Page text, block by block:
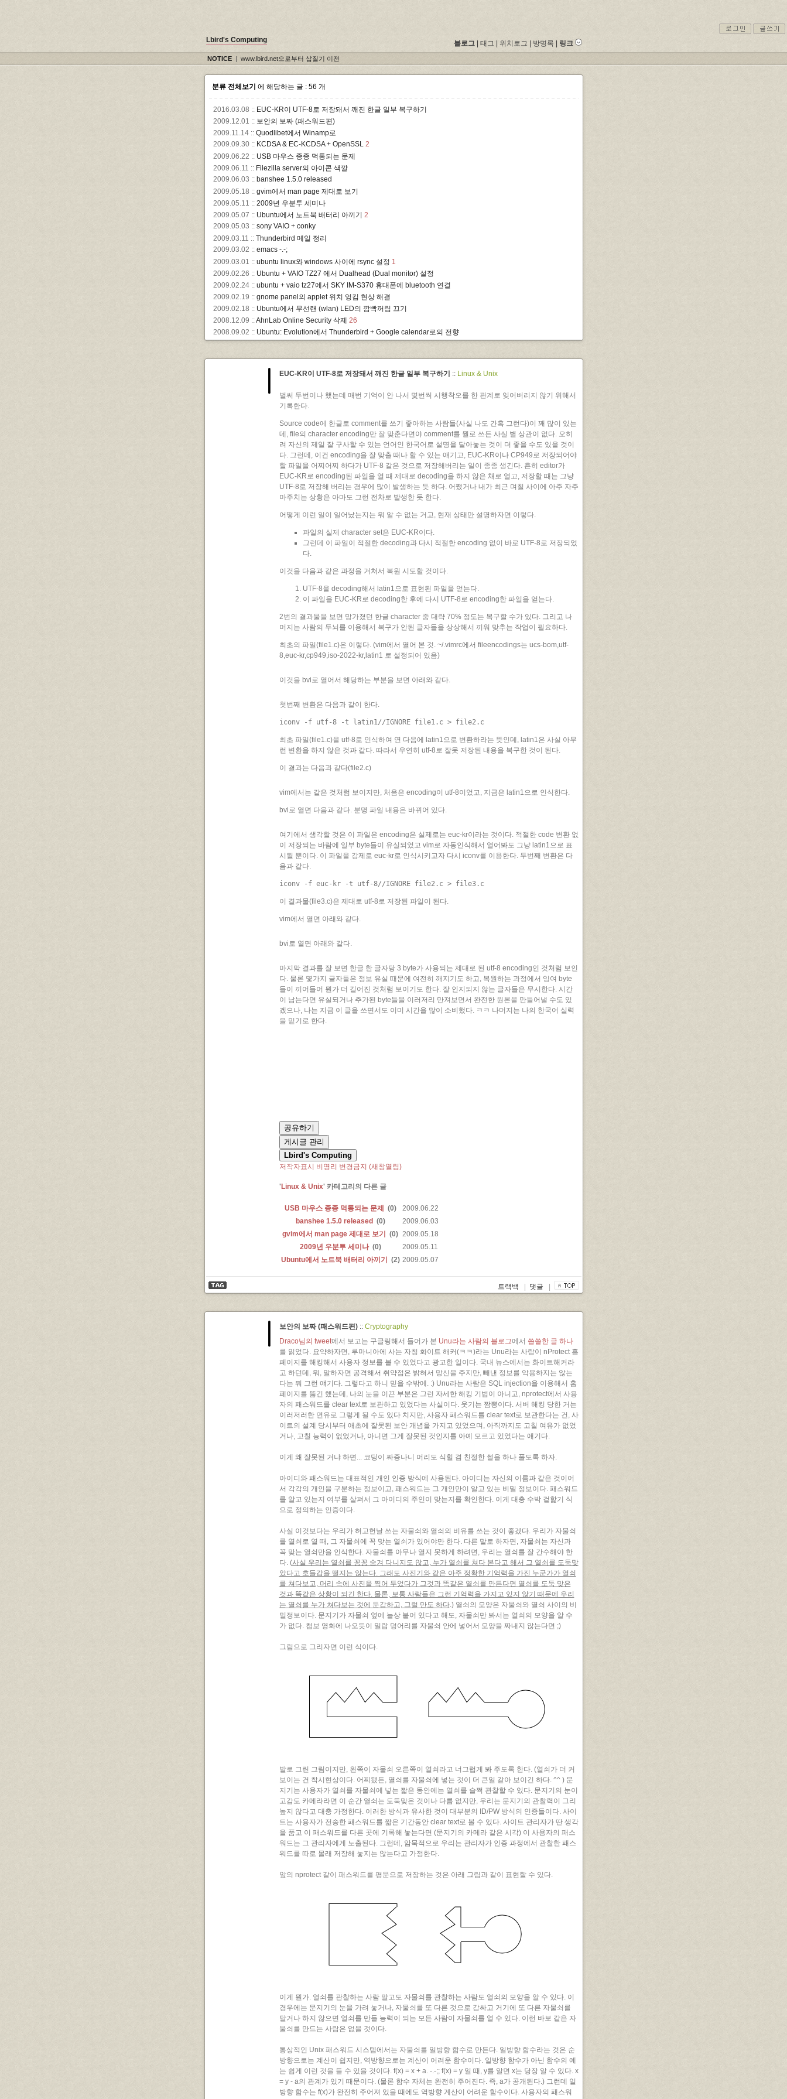
Lbird's Computing 블로그 태그 위치로그 방명록 링크
NOTICE | www.lbird.net으로부터 삽질기 이전
분류 전체보기 에 해당하는 글 : 56 개
2016.03.08 :: EUC-KR이 UTF-8로 저장돼서 깨진 한글 일부 복구하기
2009.12.01 :: 보안의 보짜 (패스워드편)
2009.11.14 :: Quodlibet에서 Winamp로
2009.09.30 :: KCDSA & EC-KCDSA + OpenSSL 2
2009.06.22 :: USB 마우스 종종 먹통되는 문제
2009.06.11 :: Filezilla server의 아이콘 색깔
2009.06.03 :: banshee 1.5.0 released
2009.05.18 :: gvim에서 man page 제대로 보기
2009.05.11 :: 2009년 우분투 세미나
2009.05.07 :: Ubuntu에서 노트북 배터리 아끼기 2
2009.05.03 :: sony VAIO + conky
2009.03.11 :: Thunderbird 메일 정리
2009.03.02 :: emacs -.-;
2009.03.01 :: ubuntu linux와 windows 사이에 rsync 설정 1
2009.02.26 :: Ubuntu + VAIO TZ27 에서 Dualhead (Dual monitor) 설정
2009.02.24 :: ubuntu + vaio tz27에서 SKY IM-S370 휴대폰에 bluetooth 연결
2009.02.19 :: gnome panel의 applet 위치 엉킴 현상 해결
2009.02.18 :: Ubuntu에서 무선랜 (wlan) LED의 깜빡꺼림 끄기
2008.12.09 ::AhnLab Online Security 삭제 26
2008.09.02 :: Ubuntu: Evolution에서 Thunderbird + Google calendar로의 전향
EUC-KR이 UTF-8로 저장돼서 깨진 한글 일부 복구하기 :: Linux & Unix
벌써 두번이나 했는데 매번 기억이 안 나서 몇번씩 시행착오를 한 관계로 잊어버리지 않기 위해서
기록한다.
Source code에 한글로 comment를 쓰기 좋아하는 사람들(사실 나도 간혹 그런다)이 꽤 많이 있는
데, file의 character encoding만 잘 맞춘다면야 comment를 뭘로 쓰든 사실 별 상관이 없다. 오히
려 자신의 제일 잘 구사할 수 있는 언어인 한국어로 설명을 달아놓는 것이 더 좋을 수도 있을 것이
다. 그런데, 이건 encoding을 잘 맞출 때나 할 수 있는 얘기고, EUC-KR이나 CP949로 저장되어야
할 파일을 어찌어찌 하다가 UTF-8 같은 것으로 저장해버리는 일이 종종 생긴다. 흔히 editor가
EUC-KR로 encoding된 파일을 열 때 제대로 decoding을 하지 않은 채로 열고, 저장할 때는 그냥
UTF-8로 저장해 버리는 경우에 많이 발생하는 듯 하다. 어쨌거나 내가 최근 며칠 사이에 아주 자주
마주치는 상황은 아마도 그런 전차로 발생한 듯 한다.
어떻게 이런 일이 일어났는지는 뭐 알 수 없는 거고, 현재 상태만 설명하자면 이렇다.
파일의 실제 character set은 EUC-KR이다.
그런데 이 파일이 적절한 decoding과 다시 적절한 encoding 없이 바로 UTF-8로 저장되었
다.
이것을 다음과 같은 과정을 거쳐서 복원 시도할 것이다.
UTF-8을 decoding해서 latin1으로 표현된 파일을 얻는다.
이 파일을 EUC-KR로 decoding한 후에 다시 UTF-8로 encoding한 파일을 얻는다.
2번의 결과물을 보면 망가졌던 한글 character 중 대략 70% 정도는 복구할 수가 있다. 그리고 나
머지는 사람의 두뇌를 이용해서 복구가 안된 글자들을 상상해서 끼워 맞추는 작업이 필요하다.
최초의 파일(file1.c)은 이렇다. (vim에서 열어 본 것. ~/.vimrc에서 fileencodings는 ucs-bom,utf-
8,euc-kr,cp949,iso-2022-kr,latin1 로 설정되어 있음)
이것을 bvi로 열어서 해당하는 부분을 보면 아래와 같다.
첫번째 변환은 다음과 같이 한다.
iconv -f utf-8 -t latin1//IGNORE file1.c > file2.c
최초 파일(file1.c)을 utf-8로 인식하여 연 다음에 latin1으로 변환하라는 뜻인데, latin1은 사실 아무
런 변환을 하지 않은 것과 같다. 따라서 우연히 utf-8로 잘못 저장된 내용을 복구한 것이 된다.
이 결과는 다음과 같다(file2.c)
vim에서는 같은 것처럼 보이지만, 처음은 encoding이 utf-8이었고, 지금은 latin1으로 인식한다.
bvi로 열면 다음과 같다. 분명 파일 내용은 바뀌어 있다.
여기에서 생각할 것은 이 파일은 encoding은 실제로는 euc-kr이라는 것이다. 적절한 code 변환 없
이 저장되는 바람에 일부 byte들이 유실되었고 vim로 자동인식해서 열어봐도 그냥 latin1으로 표
시될 뿐이다. 이 파일을 강제로 euc-kr로 인식시키고자 다시 iconv를 이용한다. 두번째 변환은 다
음과 같다.
iconv -f euc-kr -t utf-8//IGNORE file2.c > file3.c
이 결과물(file3.c)은 제대로 utf-8로 저장된 파일이 된다.
vim에서 열면 아래와 같다.
bvi로 열면 아래와 같다.
마지막 결과를 잘 보면 한글 한 글자당 3 byte가 사용되는 제대로 된 utf-8 encoding인 것처럼 보인
다. 물론 몇가지 글자들은 정보 유실 때문에 여전히 깨지기도 하고, 복원하는 과정에서 잉여 byte
들이 끼어들어 뭔가 더 길어진 것처럼 보이기도 한다. 잘 인지되지 않는 글자들은 무시한다. 시간
이 남는다면 유실되거나 추가된 byte들을 이러저리 만져보면서 완전한 원본을 만들어낼 수도 있
겠으나, 나는 지금 이 글을 쓰면서도 이미 시간을 많이 소비했다. ㅋㅋ 나머지는 나의 한국어 실력
을 믿기로 한다.
공유하기
게시글 관리
Lbird's Computing
저작자표시 비영리 변경금지 (새창열림)
'Linux & Unix' 카테고리의 다른 글
USB 마우스 종종 먹통되는 문제 (0)
2009.06.22
banshee 1.5.0 released (0)
2009.06.03
gvim에서 man page 제대로 보기
(0) 2009.05.18
2009년 우분투 세미나 (0)
2009.05.11
Ubuntu에서 노트북 배터리 아끼기
(2) 2009.05.07
트랙백 댓글
보안의 보짜 (패스워드편):: Cryptography
Draco님의 tweet에서 보고는 구글링해서 들어가 본 Unu라는 사람의 블로그에서 씁쓸한 글 하나
를 읽었다. 요약하자면, 루마니아에 사는 자칭 화이트 해커(ㅋㅋ)라는 Unu라는 사람이 nProtect 홈
페이지를 해킹해서 사용자 정보를 볼 수 있었다고 광고한 일이다. 국내 뉴스에서는 화이트해커라
고 하던데, 뭐, 말하자면 공격해서 취약점은 밝혀서 망신을 주지만, 빼낸 정보를 악용하지는 않는
다는 뭐 그런 얘기다. 그렇다고 하니 믿을 수밖에. :) Unu라는 사람은 SQL injection을 이용해서 홈
페이지를 뚫긴 했는데, 나의 눈을 이끈 부분은 그런 자세한 해킹 기법이 아니고, nprotect에서 사용
자의 패스워드를 clear text로 보관하고 있었다는 사실이다. 웃기는 짬뽕이다. 서버 해킹 당한 거는
이러저러한 연유로 그렇게 될 수도 있다 치지만, 사용자 패스워드를 clear text로 보관한다는 건, 사
이트의 설계 당시부터 애초에 잘못된 보안 개념을 가지고 있었으며, 아직까지도 고칠 여유가 없었
거나, 고칠 능력이 없었거나, 아니면 그게 잘못된 것인지를 아예 모르고 있었다는 얘기다.
이게 왜 잘못된 거냐 하면... 코딩이 짜증나니 머리도 식힐 겸 친절한 썰을 하나 풀도록 하자.
아이디와 패스워드는 대표적인 개인 인증 방식에 사용된다. 아이디는 자신의 이름과 같은 것이어
서 각각의 개인을 구분하는 정보이고, 패스워드는 그 개인만이 알고 있는 비밀 정보이다. 패스워드
를 알고 있는지 여부를 살펴서 그 아이디의 주인이 맞는지를 확인한다. 이게 대충 수박 겉핥기 식
으로 정의하는 인증이다.
사실 이것보다는 우리가 허고헌날 쓰는 자물쇠와 열쇠의 비유를 쓰는 것이 좋겠다. 우리가 자물쇠
를 열쇠로 열 때, 그 자물쇠에 꼭 맞는 열쇠가 있어야만 한다. 다른 말로 하자면, 자물쇠는 자신과
꼭 맞는 열쇠만을 인식한다. 자물쇠를 아무나 열지 못하게 하려면, 우리는 열쇠를 잘 간수해야 한
다. (사실 우리는 열쇠를 꽁꽁 숨겨 다니지도 않고, 누가 열쇠를 쳐다 본다고 해서 그 열쇠를 도둑맞
았다고 호들갑을 떨지는 않는다. 그래도 사진기와 같은 아주 정확한 기억력을 가진 누군가가 열쇠
를 쳐다보고, 머리 속에 사진을 찍어 두었다가 그것과 똑같은 열쇠를 만든다면 열쇠를 도둑 맞은
것과 똑같은 상황이 되긴 한다. 물론, 보통 사람들은 그런 기억력을 가지고 있지 않기 때문에 우리
는 열쇠를 누가 쳐다보는 것에 둔감하고, 그럴 만도 하다.) 열쇠의 모양은 자물쇠와 열쇠 사이의 비
밀정보이다. 문지기가 자물쇠 옆에 늘상 붙어 있다고 해도, 자물쇠만 봐서는 열쇠의 모양을 알 수
가 없다. 첩보 영화에 나오듯이 밀랍 덩어리를 자물쇠 안에 넣어서 모양을 짜내지 않는다면 ;)
그림으로 그리자면 이런 식이다.
발로 그린 그림이지만, 왼쪽이 자물쇠 오른쪽이 열쇠라고 너그럽게 봐 주도록 한다. (열쇠가 더 커
보이는 건 착시현상이다. 어찌됐든, 열쇠를 자물쇠에 넣는 것이 더 큰일 같아 보이긴 하다. ^^ ) 문
지기는 사용자가 열쇠를 자물쇠에 넣는 짧은 동안에는 열쇠를 슬쩍 관찰할 수 있다. 문지기의 눈이
고감도 카메라라면 이 순간 열쇠는 도둑맞은 것이나 다름 없지만, 우리는 문지기의 관찰력이 그리
높지 않다고 대충 가정한다. 이러한 방식과 유사한 것이 대부분의 ID/PW 방식의 인증들이다. 사이
트는 사용자가 전송한 패스워드를 짧은 기간동안 clear text로 볼 수 있다. 사이트 관리자가 딴 생각
을 품고 이 패스워드를 다른 곳에 기록해 놓는다면 (문지기의 카메라 같은 시각) 이 사용자의 패스
워드는 그 관리자에게 노출된다. 그런데, 암묵적으로 우리는 관리자가 인증 과정에서 관찰한 패스
워드를 따로 몰래 저장해 놓지는 않는다고 가정한다.
앞의 nprotect 같이 패스워드를 평문으로 저장하는 것은 아래 그림과 같이 표현할 수 있다.
이게 뭔가. 열쇠를 관찰하는 사람 말고도 자물쇠를 관찰하는 사람도 열쇠의 모양을 알 수 있다. 이
경우에는 문지기의 눈을 가려 놓거나, 자물쇠를 또 다른 것으로 감싸고 거기에 또 다른 자물쇠를
달거나 하지 않으면 열쇠를 만들 능력이 되는 모든 사람이 자물쇠를 열 수 있다. 이런 바보 같은 자
물쇠를 만드는 사람은 없을 것이다.
통상적인 Unix 패스워드 시스템에서는 자물쇠를 일방향 함수로 만든다. 일방향 함수라는 것은 순
방향으로는 계산이 쉽지만, 역방향으로는 계산이 어려운 함수이다. 일방향 함수가 아닌 함수의 예
는 쉽게 이런 것을 들 수 있을 것이다. f(x) = x + a. -.-;; f(x) = y 일 때, y를 알면 x는 당장 알 수 있다. x
= y - a의 관계가 있기 때문이다. (물론 함수 자체는 완전히 주어진다. 즉, a가 공개된다.) 그런데 일
방향 함수는 f(x)가 완전히 주어져 있을 때에도 역방향 계산이 어려운 함수이다. 사용자의 패스워